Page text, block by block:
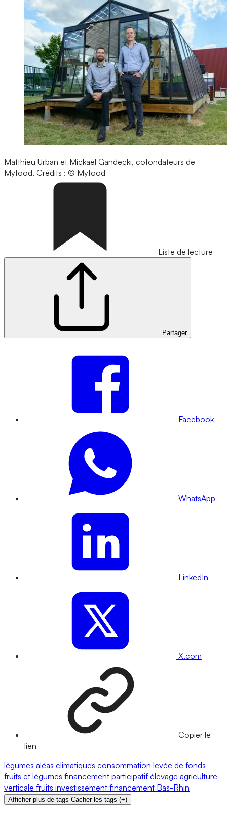
Matthieu Urban et Mickaël Gandecki, cofondateurs de
Myfood. Crédits : © Myfood
Liste de lecture
Partager
Facebook
WhatsApp
LinkedIn
X.com
Copier le
lien
légumes aléas climatiques consommation levée de fonds
fruits et légumes financement participatif élevage agriculture
verticale fruits investissement financement Bas-Rhin
Afficher plus de tags Cacher les tags (+)